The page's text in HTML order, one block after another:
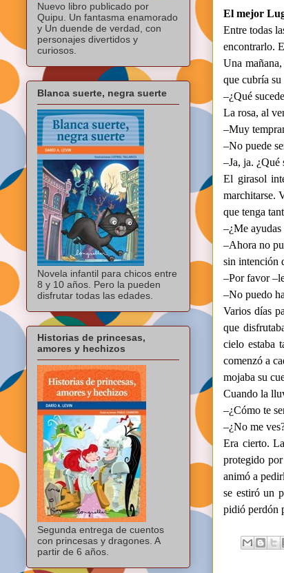
El mejor
Entre todas
encontrarlo.
Una
que cubría su
–¿Qué
La rosa, al
–Muy
–No puede
–Ja, ja. ¿Qué
El girasol
marchitarse.
que tenga
–¿Me
–Ahora no
sin intención
–Por favor
–No puedo
Varios días
que
cielo estaba
comenzó a
mojaba su
Cuando la
–¿Cómo te
–¿No me
Era cierto.
protegido
animó a
se estiró un
pidió perdón
Nuevo libro publicado por
Quipu. Un fantasma enamorado
y Un duende de verdad, con
personajes divertidos y
curiosos.
Blanca suerte, negra suerte
Novela infantil para chicos entre
8 y 10 años. Pero la pueden
disfrutar todas las edades.
Historias de princesas,
amores y hechizos
Segunda entrega de cuentos
con princesas y dragones. A
partir de 6 años.